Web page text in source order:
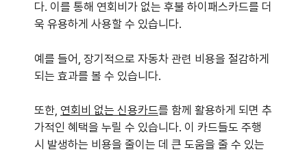
다. 이를 통해 연회비가 없는 후불 하이패스카드를 더
욱 유용하게 사용할 수 있습니다.
예를 들어, 장기적으로 자동차 관련 비용을 절감하게
되는 효과를 볼 수 있습니다.
또한, 연회비 없는 신용카드를 함께 활용하게 되면 추
가적인 혜택을 누릴 수 있습니다. 이 카드들도 주행
시 발생하는 비용을 줄이는 데 큰 도움을 줄 수 있는